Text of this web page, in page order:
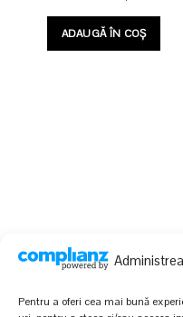
Pentru a oferi cea mai bună
inițial
a
ADAUGĂ ÎN COȘ